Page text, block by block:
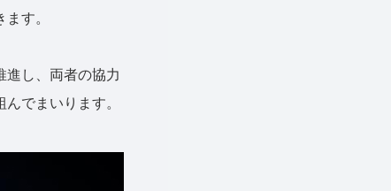
す。
し、両者の協力
でまいります。